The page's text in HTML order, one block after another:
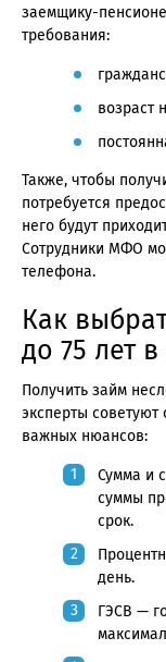
заемщику-
требования:
возраст
Также, чтобы
потребуется
него будут
Сотрудники МФО
телефона.
Как
до 75 лет в
Получить займ
эксперты
важных нюансов:
Сумма и
суммы
срок.
день.
ГЭСВ —